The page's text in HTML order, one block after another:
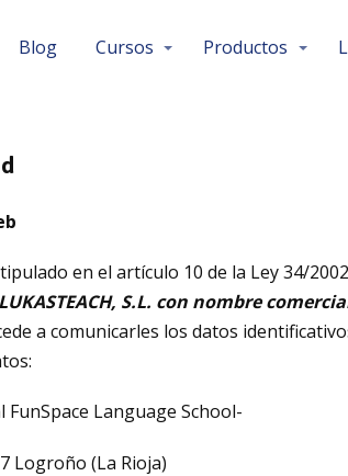
Blog Cursos Productos
en el artículo 10 de la Ley 34/
LUKASTEACH, S.L. con nombre
a comunicarles los datos
FunSpace Language School-
Logroño (La Rioja)